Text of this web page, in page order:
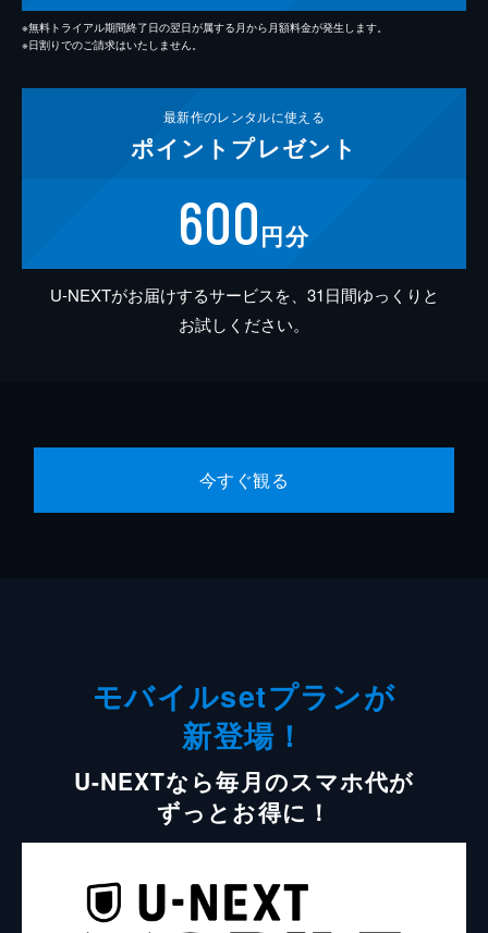
※無料トライアル期間終了日の翌日が属する月から月額料金が発生します。
※日割りでのご請求はいたしません。
最新作のレンタルに使える
ポイント プレゼント
600円分
U-NEXTがお届けするサービスを、31日間ゆっくりと
お試しください。
今すぐ観る
モバイルsetプランが
新登場！
U-NEXTなら毎月のスマホ代が
ずっとお得に！